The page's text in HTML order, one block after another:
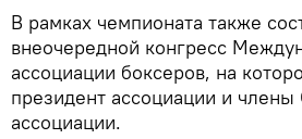
В рамках чемпионата также
внеочередной конгресс
ассоциации боксеров, на
президент ассоциации и члены
ассоциации.